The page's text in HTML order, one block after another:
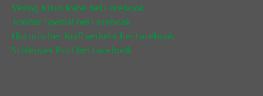
Verlag Klaus Rabe bei Facebook
Traktor Spezial bei Facebook
Historischer Kraftverkehr bei Facebook
Schlepper Post bei Facebook